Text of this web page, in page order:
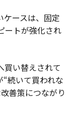
ケースは、固定
ートが強化され
買い替えされて
続いて買われな
善策につながり